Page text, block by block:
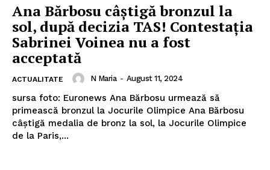
Ana Bărbosu câștigă bronzul la
sol, după decizia TAS! Contestația
Sabrinei Voinea nu a fost
acceptată
ACTUALITATE N Maria - August 11, 2024
sursa foto: Euronews Ana Bărbosu urmează să
primească bronzul la Jocurile Olimpice Ana Bărbosu
câștigă medalia de bronz la sol, la Jocurile Olimpice
de la Paris,...